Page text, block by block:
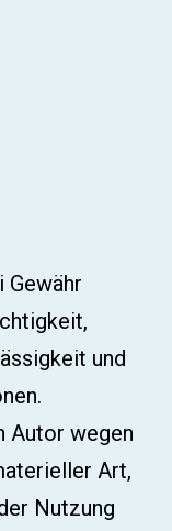
Gewähr
und
Autor wegen
Art,
Nutzung